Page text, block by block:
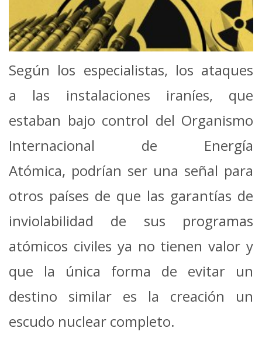
Según los especialistas, los ataques
a las instalaciones iraníes, que
estaban bajo control del Organismo
Internacional de Energía
Atómica, podrían ser una señal para
otros países de que las garantías de
inviolabilidad de sus programas
atómicos civiles ya no tienen valor y
que la única forma de evitar un
destino similar es la creación un
escudo nuclear completo.